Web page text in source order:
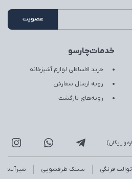
خدمات‌چارسو
خرید اقساطی لوازم آشپزخانه
رویه ارسال سفارش
رویه‌های بازگشت
توالت فرنگی سینک ظرفشویی شیرآلات